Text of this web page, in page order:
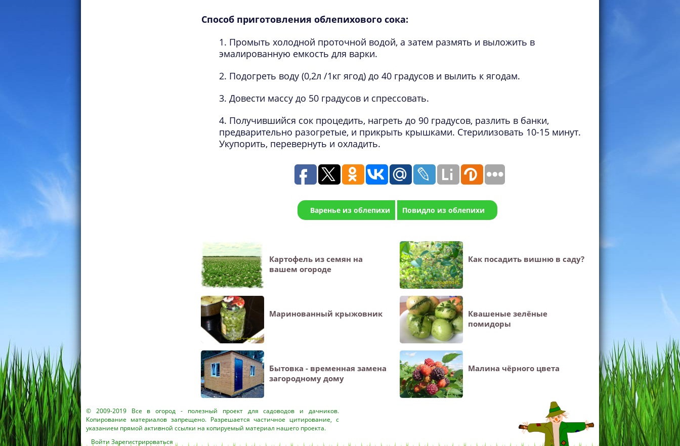
Способ приготовления облепихового сока:
Промыть холодной проточной водой, а затем размять и выложить в
эмалированную емкость для варки.
Подогреть воду (0,2л /1кг ягод) до 40 градусов и вылить к ягодам.
Довести массу до 50 градусов и спрессовать.
Получившийся сок процедить, нагреть до 90 градусов, разлить в банки,
предварительно разогретые, и прикрыть крышками. Стерилизовать 10-15 минут.
Укупорить, перевернуть и охладить.
Варенье из облепихи Повидло из облепихи
Картофель из семян на
вашем огороде
Как посадить вишню в саду?
Маринованный крыжовник
Квашеные зелёные
помидоры
Бытовка - временная замена
загородному дому
Малина чёрного цвета
© 2009-2019 Все в огород - полезный проект для садоводов и дачников.
Копирование материалов запрещено. Разрешается частичное цитирование, с
указанием прямой активной ссылки на копируемый материал нашего проекта.
Войти Зарегистрироваться